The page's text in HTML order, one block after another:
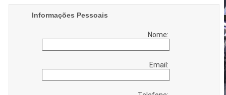
Informações Pessoais
Nome:
Email: